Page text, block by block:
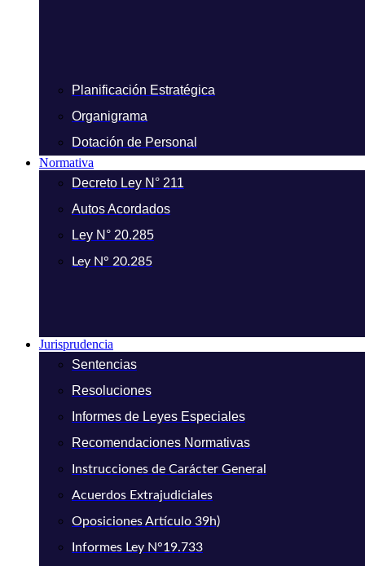
Planificación Estratégica
Organigrama
Dotación de Personal
Normativa
Decreto Ley N° 211
Autos Acordados
Ley N° 20.285
Ley N° 20.285
Jurisprudencia
Sentencias
Resoluciones
Informes de Leyes Especiales
Recomendaciones Normativas
Instrucciones de Carácter General
Acuerdos Extrajudiciales
Oposiciones Artículo 39h)
Informes Ley N°19.733